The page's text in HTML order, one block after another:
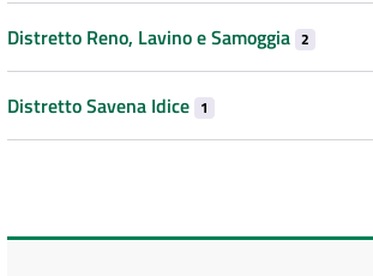
Distretto Reno, Lavino e Samoggia 2
Distretto Savena Idice 1